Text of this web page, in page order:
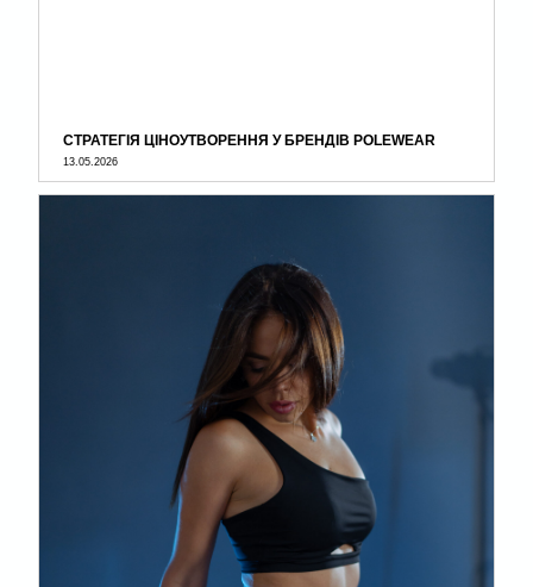
СТРАТЕГІЯ ЦІНОУТВОРЕННЯ У БРЕНДІВ POLEWEAR
13.05.2026